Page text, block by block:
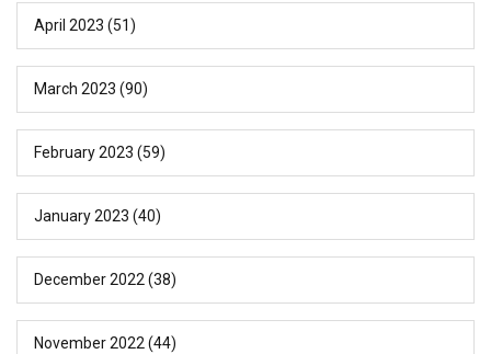
April 2023 (51)
March 2023 (90)
February 2023 (59)
January 2023 (40)
December 2022(38)
November 2022(44)